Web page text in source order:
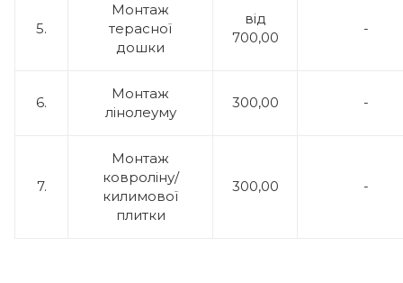
5.
Монтаж
терасної
дошки
від
700,00
-
6.
Монтаж
лінолеуму
300,00 -
7.
Монтаж
ковроліну/
килимової
плитки
300,00 -